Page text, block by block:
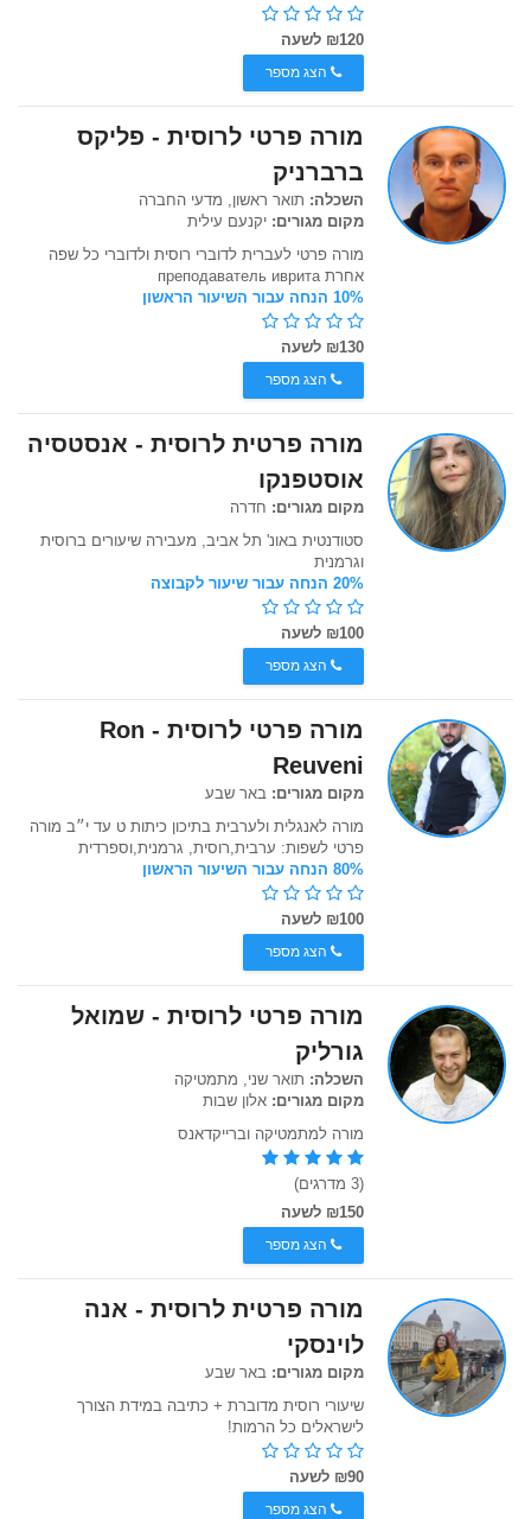
₪120 לשעה
הצג מספר
מורה פרטי לרוסית - פליקס
ברברניק
השכלה: תואר ראשון, מדעי החברה
מקום מגורים: יקנעם עילית
מורה פרטי לעברית לדוברי רוסית ולדוברי כל שפה
אחרת преподаватель иврита
10% הנחה עבור השיעור הראשון
₪130 לשעה
הצג מספר
מורה פרטית לרוסית - אנסטסיה
אוסטפנקו
מקום מגורים: חדרה
סטודנטית באונ' תל אביב, מעבירה שיעורים ברוסית
וגרמנית
20% הנחה עבור שיעור לקבוצה
₪100 לשעה
הצג מספר
מורה פרטי לרוסית - Ron
Reuveni
מקום מגורים: באר שבע
מורה לאנגלית ולערבית בתיכון כיתות ט עד י״ב מורה
פרטי לשפות: ערבית,רוסית, גרמנית,וספרדית
80% הנחה עבור השיעור הראשון
₪100 לשעה
הצג מספר
מורה פרטי לרוסית - שמואל
גורליק
השכלה: תואר שני, מתמטיקה
מקום מגורים: אלון שבות
מורה למתמטיקה וברייקדאנס
(3 מדרגים)
₪150 לשעה
הצג מספר
מורה פרטית לרוסית - אנה
לוינסקי
מקום מגורים: באר שבע
שיעורי רוסית מדוברת + כתיבה במידת הצורך
לישראלים כל הרמות!
₪90 לשעה
הצג מספר